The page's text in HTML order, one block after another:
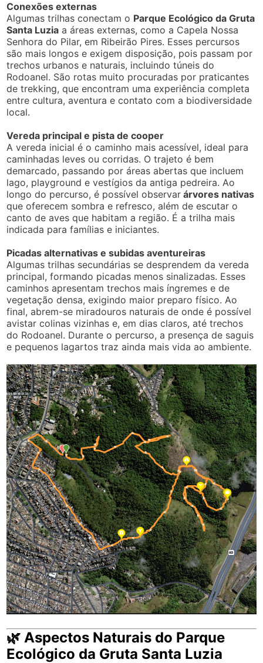
Conexões externas
Algumas trilhas conectam o Parque Ecológico da Gruta
Santa Luzia a áreas externas, como a Capela Nossa
Senhora do Pilar, em Ribeirão Pires. Esses percursos
são mais longos e exigem disposição, pois passam por
trechos urbanos e naturais, incluindo túneis do
Rodoanel. São rotas muito procuradas por praticantes
de trekking, que encontram uma experiência completa
entre cultura, aventura e contato com a biodiversidade
local.
Vereda principal e pista de cooper
A vereda inicial é o caminho mais acessível, ideal para
caminhadas leves ou corridas. O trajeto é bem
demarcado, passando por áreas abertas que incluem
lago, playground e vestígios da antiga pedreira. Ao
longo do percurso, é possível observar árvores nativas
que oferecem sombra e refresco, além de escutar o
canto de aves que habitam a região. É a trilha mais
indicada para famílias e iniciantes.
Picadas alternativas e subidas aventureiras
Algumas trilhas secundárias se desprendem da vereda
principal, formando picadas menos sinalizadas. Esses
caminhos apresentam trechos mais íngremes e de
vegetação densa, exigindo maior preparo físico. Ao
final, abrem-se miradouros naturais de onde é possível
avistar colinas vizinhas e, em dias claros, até trechos
do Rodoanel. Durante o percurso, a presença de saguis
e pequenos lagartos traz ainda mais vida ao ambiente.
🌿 Aspectos Naturais do Parque
Ecológico da Gruta Santa Luzia